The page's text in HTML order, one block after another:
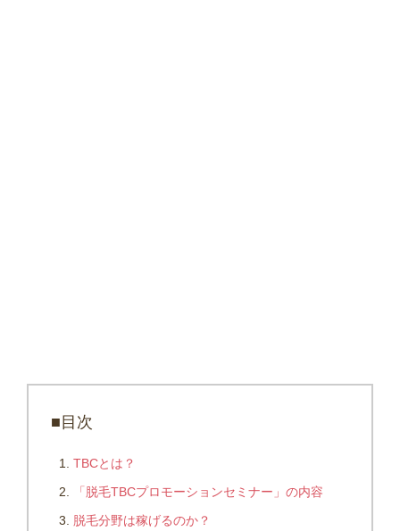
■目次
TBCとは？
「脱毛TBCプロモーションセミナー」の内容
脱毛分野は稼げるのか？